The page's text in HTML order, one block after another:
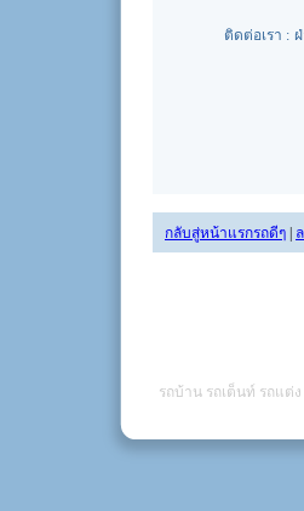
ติดต่อเรา :
กลับสู่หน้าแรกรถดีๆ
รถบ้าน รถเต็นท์ รถแต่ง